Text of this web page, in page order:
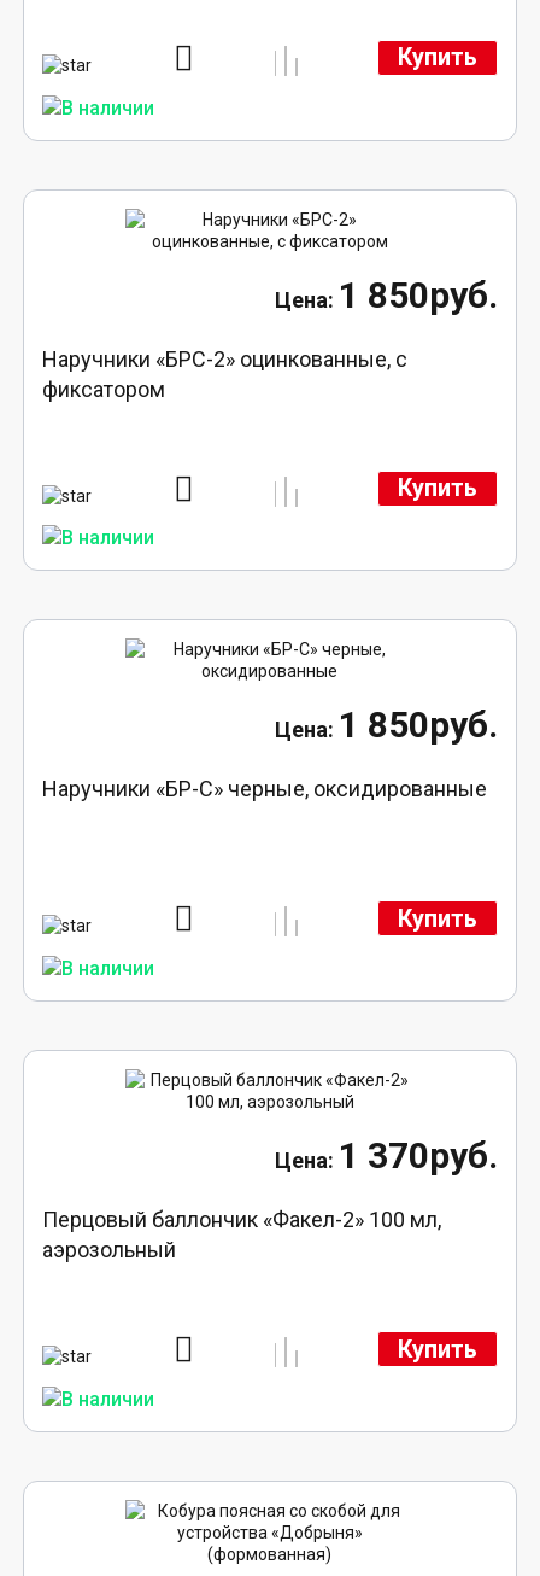
Купить
1 850руб.
Наручники «БРС-2» оцинкованные, с
фиксатором
Купить
1 850руб.
Наручники «БР-С» черные, оксидированные
Купить
1 370руб.
Перцовый баллончик «Факел-2» 100 мл,
аэрозольный
Купить